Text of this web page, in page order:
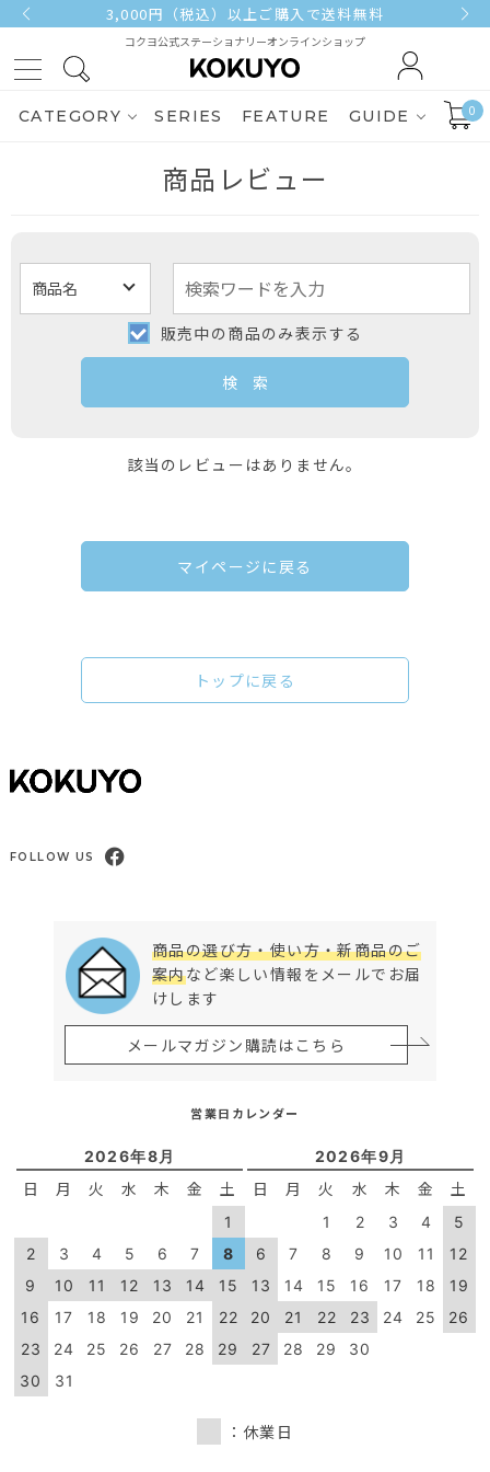
3,000円（税込）以上ご購入で送料無料
コクヨ公式ステーショナリーオンラインショップ
CATEGORY SERIES FEATURE GUIDE 0
商品レビュー
販売中の商品のみ表示する
該当のレビューはありません。
マイページに戻る
トップに戻る
FOLLOW US
商品の選び方・使い方・新商品のご
案内など楽しい情報をメールでお届
けします
メールマガジン購読はこちら
営業日カレンダー
2026年8月
日 月 火 水 木 金 土
1
2
3 4 5 6 7
8
9
10 11 12 13 14
15
16
17 18 19 20 21
22
23
24 25 26 27 28
29
30
31
2026年9月
日 月 火 水 木 金 土
1 2 3 4
5
6
7 8 9 10 11
12
13
14 15 16 17 18
19
20
21 22 23 24 25
26
27
28 29 30
：休業日